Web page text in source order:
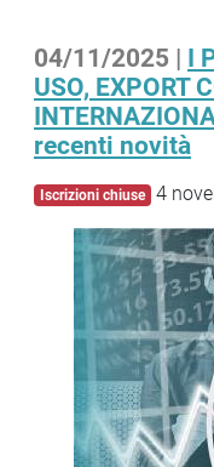
04/11/2025 | I
USO, EXPORT
recenti novità
Iscrizioni chiuse 4